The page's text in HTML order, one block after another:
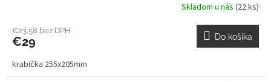
Skladom u nás (22 ks)
€23,58 bez DPH
€29 Do košíka
krabička 255x205mm